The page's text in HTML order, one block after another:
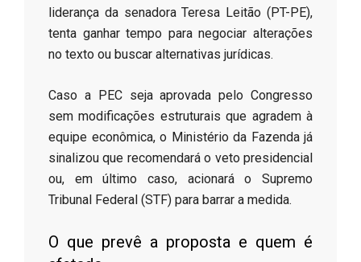
liderança da senadora Teresa Leitão (PT-PE),
tenta ganhar tempo para negociar alterações
no texto ou buscar alternativas jurídicas.
​Caso a PEC seja aprovada pelo Congresso
sem modificações estruturais que agradem à
equipe econômica, o Ministério da Fazenda já
sinalizou que recomendará o veto presidencial
ou, em último caso, acionará o Supremo
Tribunal Federal (STF) para barrar a medida.
​O que prevê a proposta e quem é